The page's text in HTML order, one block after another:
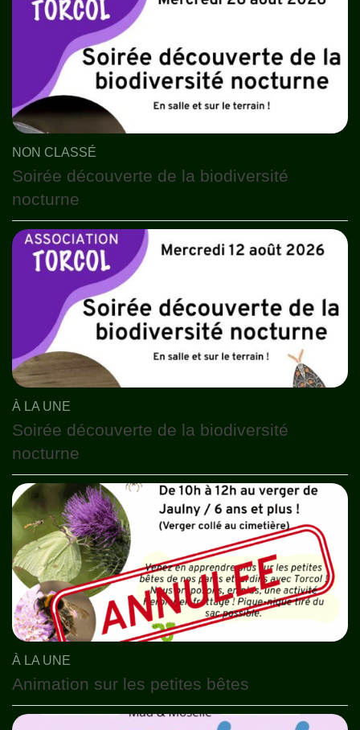
NON CLASSÉ
Soirée découverte de la biodiversité
nocturne
À LA UNE
Soirée découverte de la biodiversité
nocturne
À LA UNE
Animation sur les petites bêtes